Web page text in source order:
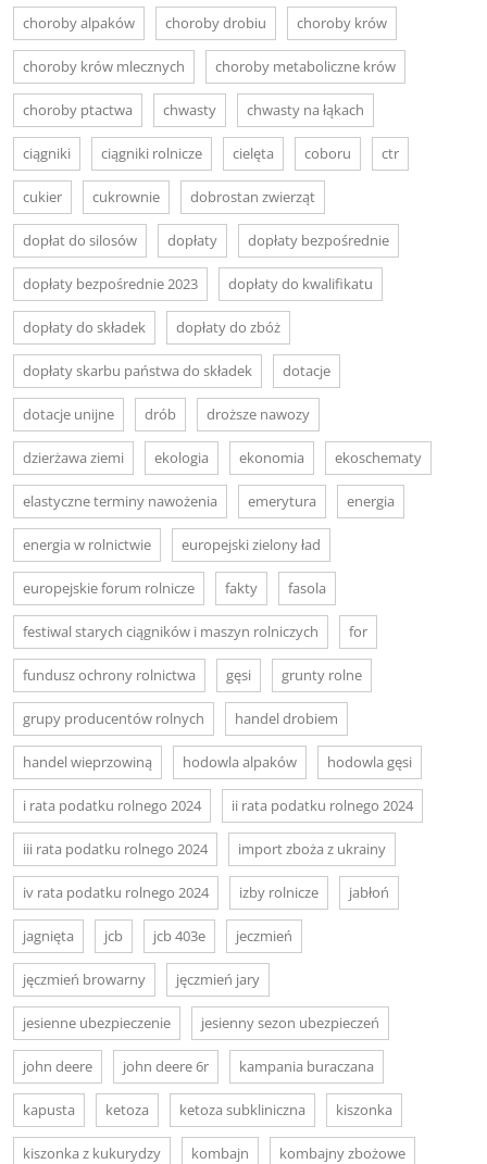
choroby alpaków choroby drobiu choroby krów
choroby krów mlecznych choroby metaboliczne krów
choroby ptactwa chwasty chwasty na łąkach
ciągniki ciągniki rolnicze cielęta coboru ctr
cukier cukrownie dobrostan zwierząt
dopłat do silosów dopłaty dopłaty bezpośrednie
dopłaty bezpośrednie 2023 dopłaty do kwalifikatu
dopłaty do składek dopłaty do zbóż
dopłaty skarbu państwa do składek dotacje
dotacje unijne drób droższe nawozy
dzierżawa ziemi ekologia ekonomia ekoschematy
elastyczne terminy nawożenia emerytura energia
energia w rolnictwie europejski zielony ład
europejskie forum rolnicze fakty fasola
festiwal starych ciągników i maszyn rolniczych for
fundusz ochrony rolnictwa gęsi grunty rolne
grupy producentów rolnych handel drobiem
handel wieprzowiną hodowla alpaków hodowla gęsi
i rata podatku rolnego 2024 ii rata podatku rolnego 2024
iii rata podatku rolnego 2024 import zboża z ukrainy
iv rata podatku rolnego 2024 izby rolnicze jabłoń
jagnięta jcb jcb 403e jeczmień
jęczmień browarny jęczmień jary
jesienne ubezpieczenie jesienny sezon ubezpieczeń
john deere john deere 6r kampania buraczana
kapusta ketoza ketoza subkliniczna kiszonka
kiszonka z kukurydzy kombajn kombajny zbożowe